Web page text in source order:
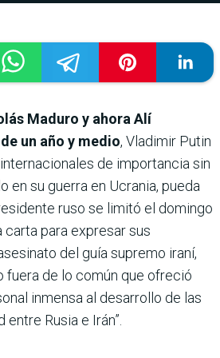
Maduro y ahora Alí
un año y medio, Vladimir Putin
de importancia sin
en su guerra en Ucrania, pueda
ruso se limitó el domingo
carta para expresar sus
del guía supremo iraní,
fuera de lo común que ofreció
inmensa al desarrollo de las
Rusia e Irán”.